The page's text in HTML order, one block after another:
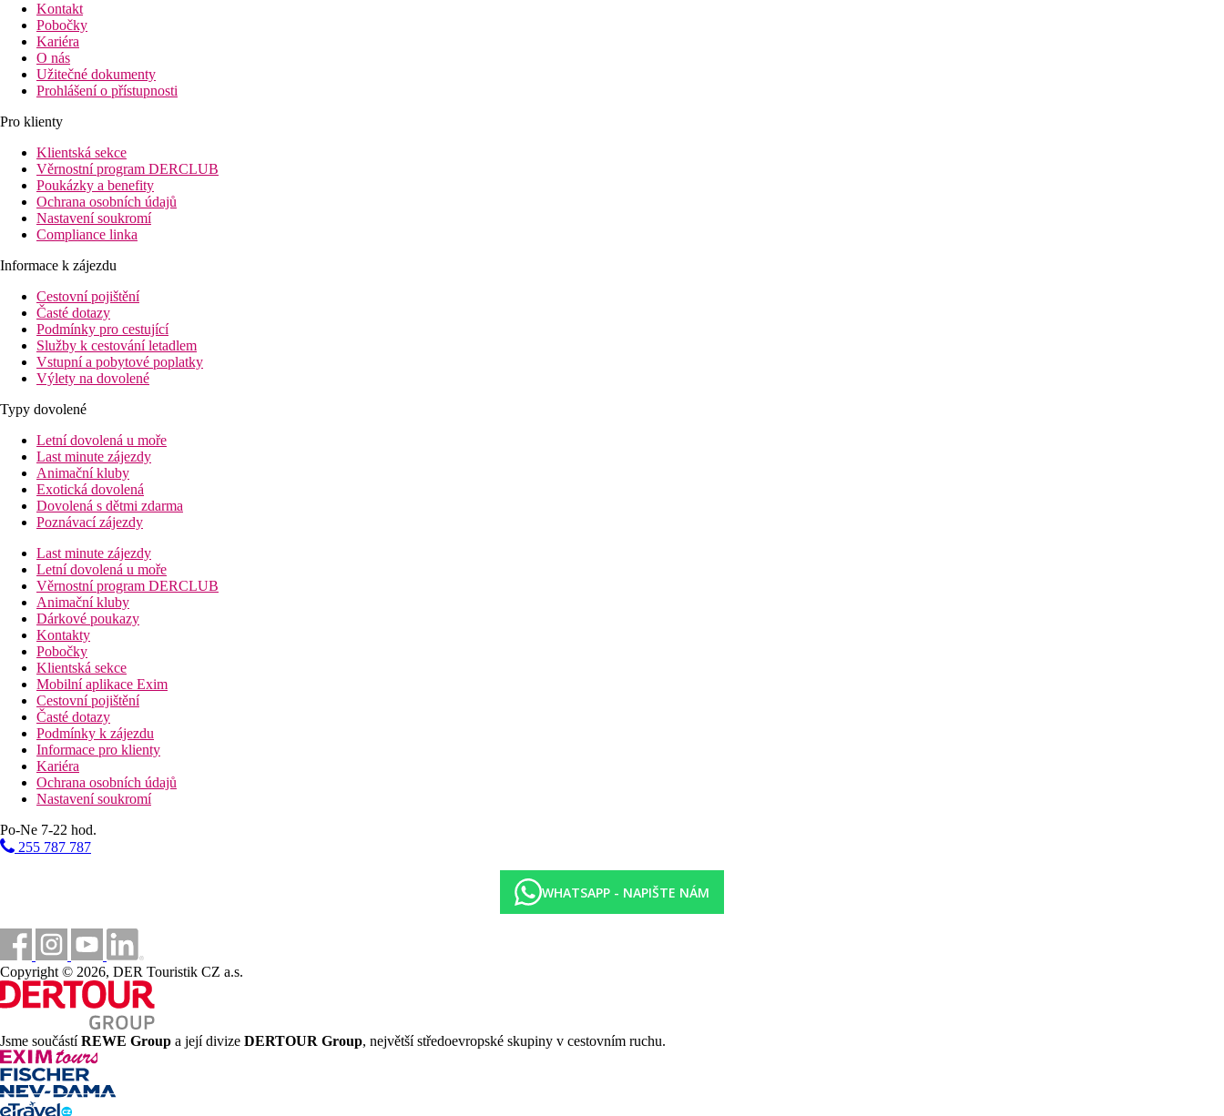
Kontakt
Pobočky
Kariéra
O nás
Užitečné dokumenty
Prohlášení o přístupnosti
Pro klienty
Klientská sekce
Věrnostní program DERCLUB
Poukázky a benefity
Ochrana osobních údajů
Nastavení soukromí
Compliance linka
Informace k zájezdu
Cestovní pojištění
Časté dotazy
Podmínky pro cestující
Služby k cestování letadlem
Vstupní a pobytové poplatky
Výlety na dovolené
Typy dovolené
Letní dovolená u moře
Last minute zájezdy
Animační kluby
Exotická dovolená
Dovolená s dětmi zdarma
Poznávací zájezdy
Last minute zájezdy
Letní dovolená u moře
Věrnostní program DERCLUB
Animační kluby
Dárkové poukazy
Kontakty
Pobočky
Klientská sekce
Mobilní aplikace Exim
Cestovní pojištění
Časté dotazy
Podmínky k zájezdu
Informace pro klienty
Kariéra
Ochrana osobních údajů
Nastavení soukromí
Po-Ne 7-22 hod.
255 787 787
WHATSAPP - NAPIŠTE NÁM
Copyright © 2026, DER Touristik CZ a.s.
Jsme součástíREWE Group a její divize DERTOUR Group, největší středoevropské skupiny v cestovním ruchu.